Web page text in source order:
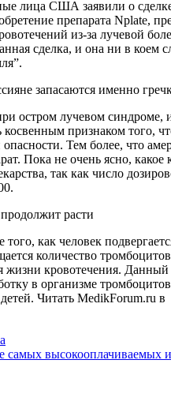
лица США заявили о
препарата Nplate,
из-за лучевой
сделка, и она ни в коем
запасаются именно
остром лучевом синдроме,
признаком того,
Тем более, что
Пока не очень ясно,
так как число
расти
того, как человек
количество
кровотечения. Данный
в организме
Читать MedikForum.ru в
самых